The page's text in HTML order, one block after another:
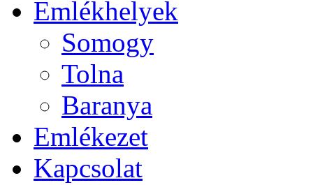
Emlékhelyek
Somogy
Tolna
Baranya
Emlékezet
Kapcsolat